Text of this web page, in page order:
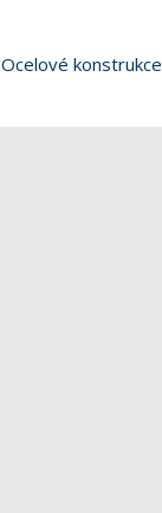
Ocelové konstrukce